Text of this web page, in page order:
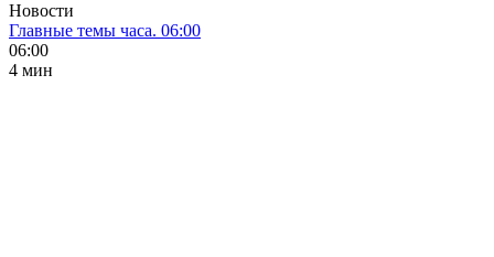
Новости
Главные темы часа. 06:00
06:00
4 мин